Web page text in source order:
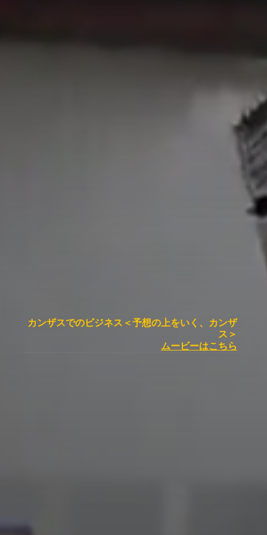
カンザスでのビジネス＜予想の上をいく、カンザ
ス＞
ムービーはこちら